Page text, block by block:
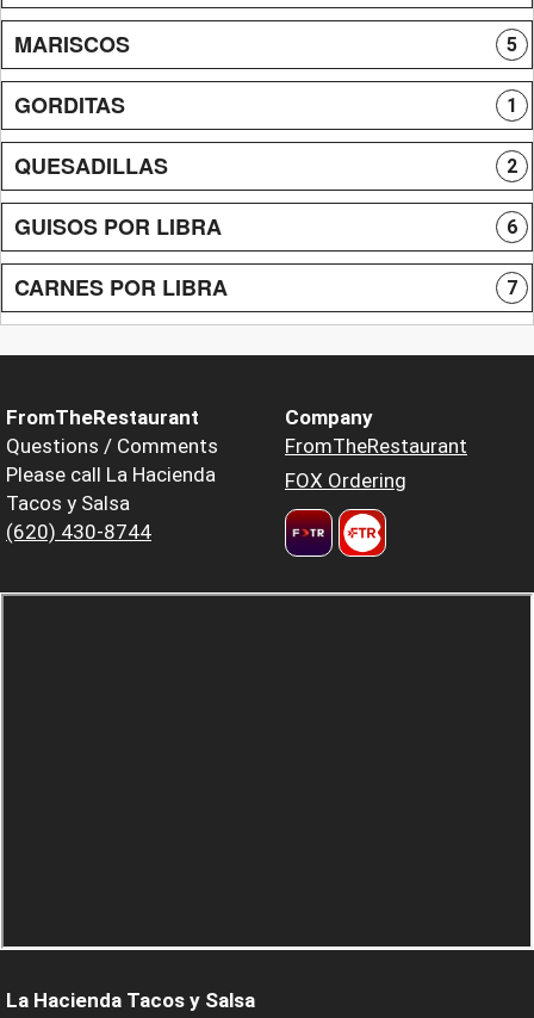
MARISCOS 5
GORDITAS 1
QUESADILLAS 2
GUISOS POR LIBRA 6
CARNES POR LIBRA 7
FromTheRestaurant
Questions / Comments
Please call La Hacienda
Tacos y Salsa
(620) 430-8744
Company
FromTheRestaurant
FOX Ordering
La Hacienda Tacos y Salsa